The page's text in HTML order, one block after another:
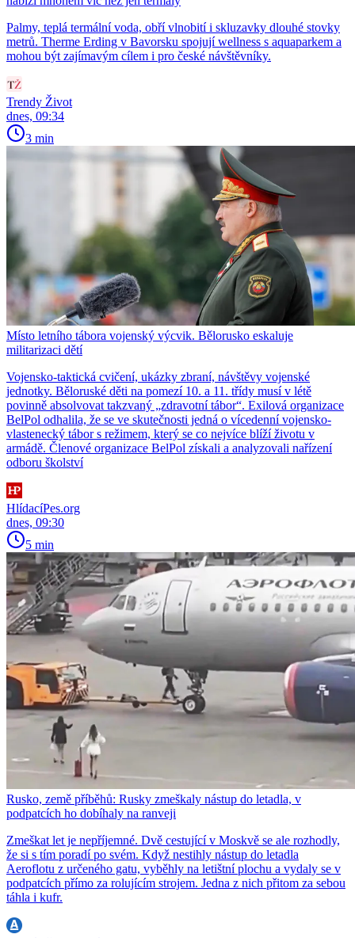
Palmy, teplá termální voda, obří vlnobití i skluzavky dlouhé stovky
metrů. Therme Erding v Bavorsku spojují wellness s aquaparkem a
mohou být zajímavým cílem i pro české návštěvníky.
Trendy Život
dnes, 09:34
3 min
Místo letního tábora vojenský výcvik. Bělorusko eskaluje
militarizaci dětí
Vojensko-taktická cvičení, ukázky zbraní, návštěvy vojenské
jednotky. Běloruské děti na pomezí 10. a 11. třídy musí v létě
povinně absolvovat takzvaný „zdravotní tábor“. Exilová organizace
BelPol odhalila, že se ve skutečnosti jedná o vícedenní vojensko-
vlastenecký tábor s režimem, který se co nejvíce blíží životu v
armádě. Členové organizace BelPol získali a analyzovali nařízení
odboru školství
HlídacíPes.org
dnes, 09:30
5 min
Rusko, země příběhů: Rusky zmeškaly nástup do letadla, v
podpatcích ho dobíhaly na ranveji
Zmeškat let je nepříjemné. Dvě cestující v Moskvě se ale rozhodly,
že si s tím poradí po svém. Když nestihly nástup do letadla
Aeroflotu z určeného gatu, vyběhly na letištní plochu a vydaly se v
podpatcích přímo za rolujícím strojem. Jedna z nich přitom za sebou
táhla i kufr.